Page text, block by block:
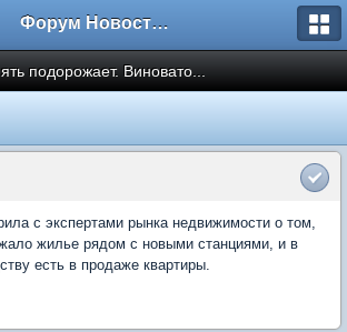
Форум Новостройки
подорожает. Виновато...
с экспертами рынка недвижимости о том,
жилье рядом с новыми станциями, и в
есть в продаже квартиры.